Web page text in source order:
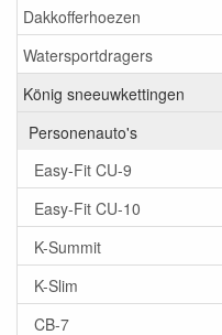
Dakkofferhoezen
Watersportdragers
König sneeuwkettingen
Personenauto's
Easy-Fit CU-9
Easy-Fit CU-10
K-Summit
K-Slim
CB-7